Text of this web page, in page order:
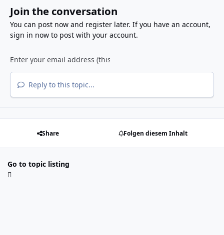
Join the conversation
You can post now and register later. If you have an account,
sign in nowto post with your account.
Reply to this topic...
Share Folgen diesem Inhalt
Go to topic listing